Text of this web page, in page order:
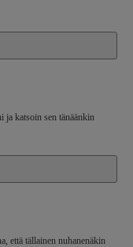
katsoin sen tänäänkin
että tällainen nuhanenäkin